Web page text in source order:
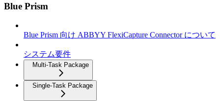
Blue Prism
Blue Prism 向け ABBYY FlexiCapture Connector について
システム要件
Multi-Task Package
Single-Task Package